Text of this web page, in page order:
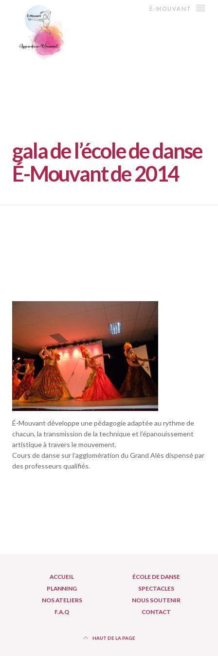
É-MOUVANT
gala de l’école de danse
É-Mouvant de 2014
É-Mouvant développe une pédagogie adaptée au rythme de
chacun, la transmission de la technique et l’épanouissement
artistique à travers le mouvement.
Cours de danse sur l’agglomération du Grand Alès dispensé par
des professeurs qualifiés.
ACCUEIL
ÉCOLE DE DANSE
PLANNING
SPECTACLES
NOS ATELIERS
NOUS SOUTENIR
F.A.Q
CONTACT
HAUT DE LA PAGE